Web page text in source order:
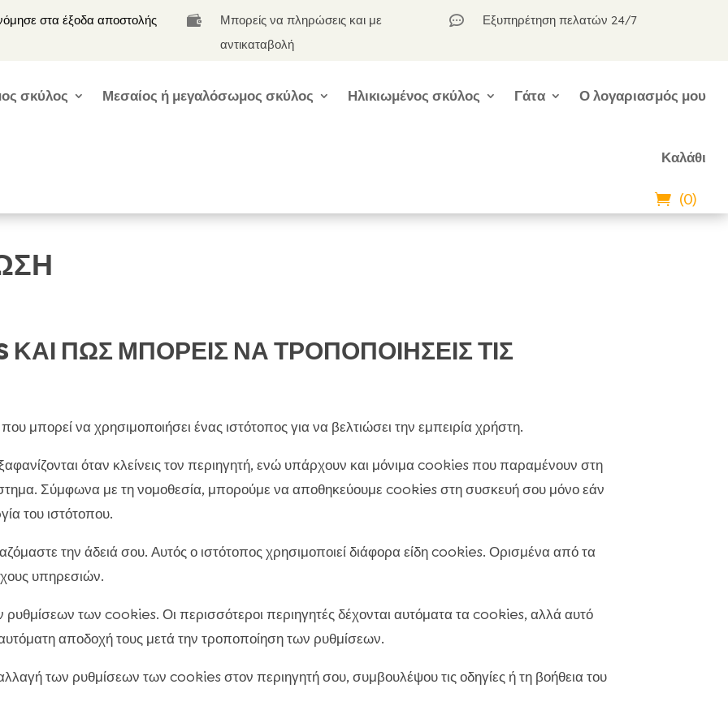
στα έξοδα αποστολής 
Μπορείς να πληρώσεις και με
αντικαταβολή
 Εξυπηρέτηση πελατών 24/7
σκύλος Μεσαίος ή μεγαλόσωμος σκύλος Ηλικιωμένος σκύλος Γάτα Ο λογαριασμός μου
Καλάθι
(0)
ΚΑΙ ΠΩΣ ΜΠΟΡΕΙΣ ΝΑ ΤΡΟΠΟΠΟΙΗΣΕΙΣ ΤΙΣ
μπορεί να χρησιμοποιήσει ένας ιστότοπος για να βελτιώσει την εμπειρία χρήστη.
όταν κλείνεις τον περιηγητή, ενώ υπάρχουν και μόνιμα cookies που παραμένουν στη
Σύμφωνα με τη νομοθεσία, μπορούμε να αποθηκεύουμε cookies στη συσκευή σου μόνο εάν
του ιστότοπου.
την άδειά σου. Αυτός ο ιστότοπος χρησιμοποιεί διάφορα είδη cookies. Ορισμένα από τα
υπηρεσιών.
ρυθμίσεων των cookies. Οι περισσότεροι περιηγητές δέχονται αυτόματα τα cookies, αλλά αυτό
αποδοχή τους μετά την τροποποίηση των ρυθμίσεων.
των ρυθμίσεων των cookies στον περιηγητή σου, συμβουλέψου τις οδηγίες ή τη βοήθεια του